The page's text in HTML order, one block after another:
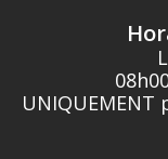
UNIQUEMENT